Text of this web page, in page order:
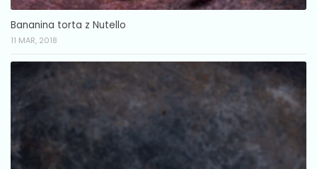
Bananina torta z Nutello
11 MAR, 2018